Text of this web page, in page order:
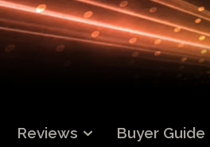
Reviews Buyer Guide